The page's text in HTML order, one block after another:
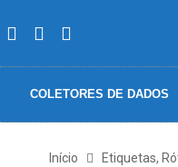
COLETORES DE DADOS
Início Etiquetas,